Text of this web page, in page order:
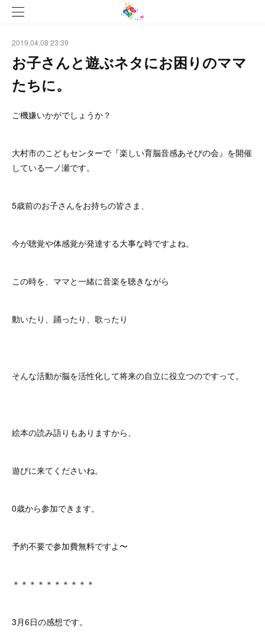
2019.04.08 23:39
お子さんと遊ぶネタにお困りのママ
たちに。
ご機嫌いかがでしょうか？
大村市のこどもセンターで『楽しい育脳音感あそびの会』を開催
している一ノ瀬です。
5歳前のお子さんをお持ちの皆さま、
今が聴覚や体感覚が発達する大事な時ですよね。
この時を、ママと一緒に音楽を聴きながら
動いたり、踊ったり、歌ったり
そんな活動が脳を活性化して将来の自立に役立つのですって。
絵本の読み語りもありますから、
遊びに来てくださいね。
0歳から参加できます。
予約不要で参加費無料ですよ〜
＊＊＊＊＊＊＊＊＊＊
3月6日の感想です。